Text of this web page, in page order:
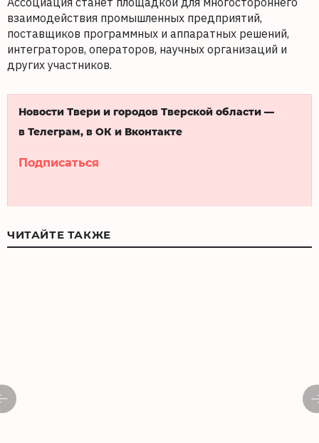
взаимодействия промышленных предприятий,
поставщиков программных и аппаратных решений,
интеграторов, операторов, научных организаций и
других участников.
Новости Твери и городов Тверской области —
в Телеграм, в ОК и Вконтакте
Подписаться
ЧИТАЙТЕ ТАКЖЕ